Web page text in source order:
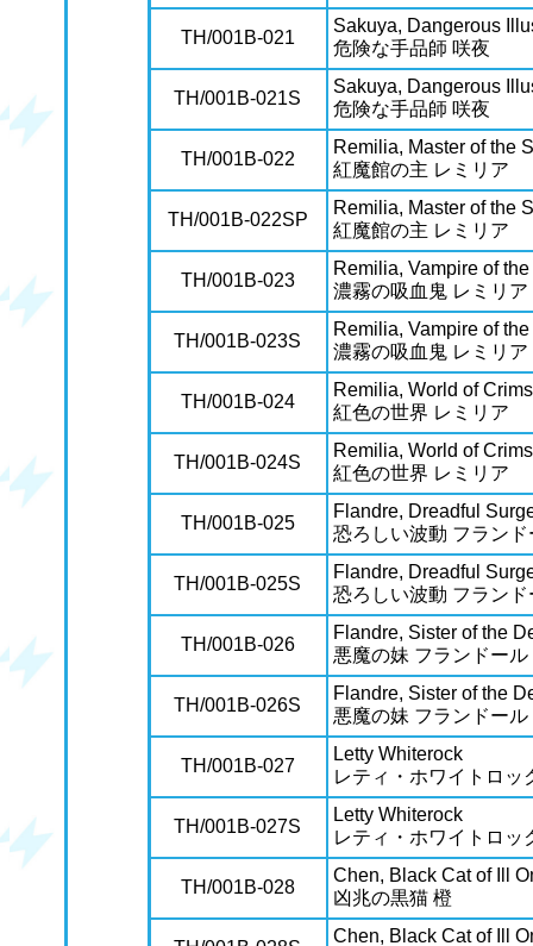
TH/001B-021
Sakuya, Dangerous
危険な手品師 咲夜
TH/001B-021S
Sakuya, Dangerous
危険な手品師 咲夜
TH/001B-022
Remilia, Master of the
紅魔館の主 レミリア
TH/001B-022SP
Remilia, Master of the
紅魔館の主 レミリア
TH/001B-023
Remilia, Vampire of
濃霧の吸血鬼 レミリア
TH/001B-023S
Remilia, Vampire of
濃霧の吸血鬼 レミリア
TH/001B-024
Remilia, World of
紅色の世界 レミリア
TH/001B-024S
Remilia, World of
紅色の世界 レミリア
TH/001B-025
Flandre, Dreadful
恐ろしい波動 フランド
TH/001B-025S
Flandre, Dreadful
恐ろしい波動 フランド
TH/001B-026
Flandre, Sister of the
悪魔の妹 フランドール
TH/001B-026S
Flandre, Sister of the
悪魔の妹 フランドール
TH/001B-027
Letty Whiterock
レティ・ホワイトロッ
TH/001B-027S
Letty Whiterock
レティ・ホワイトロッ
TH/001B-028
Chen, Black Cat of Ill
凶兆の黒猫 橙
Chen, Black Cat of Ill